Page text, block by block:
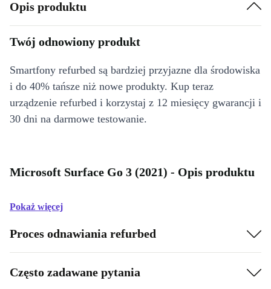
Opis produktu
Twój odnowiony produkt
Smartfony refurbed są bardziej przyjazne dla środowiska
i do 40% tańsze niż nowe produkty. Kup teraz
urządzenie refurbed i korzystaj z 12 miesięcy gwarancji i
30 dni na darmowe testowanie.
Microsoft Surface Go 3 (2021) - Opis produktu
Pokaż więcej
Proces odnawiania refurbed
Często zadawane pytania